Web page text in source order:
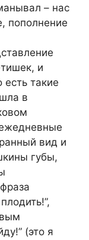
– нас
пополнение
и
есть такие
в
вид и
губы,
(это я